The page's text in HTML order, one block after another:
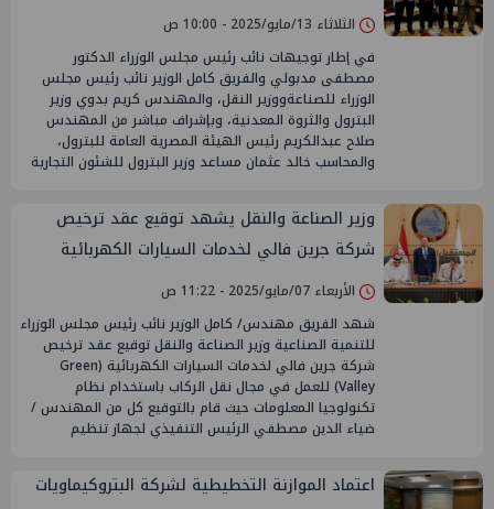
الثلاثاء 13/مايو/2025 - 10:00 ص
في إطار توجيهات نائب رئيس مجلس الوزراء الدكتور
مصطفى مدبولي والفريق كامل الوزير نائب رئيس مجلس
الوزراء للصناعةووزير النقل، والمهندس كريم بدوي وزير
البترول والثروة المعدنية، وبإشراف مباشر من المهندس
صلاح عبدالكريم رئيس الهيئة المصرية العامة للبترول،
والمحاسب خالد عثمان مساعد وزير البترول للشئون التجارية
وزير الصناعة والنقل يشهد توقيع عقد ترخيص
شركة جرين فالي لخدمات السيارات الكهربائية
الأربعاء 07/مايو/2025 - 11:22 ص
شهد الفريق مهندس/ كامل الوزير نائب رئيس مجلس الوزراء
للتنمية الصناعية وزير الصناعة والنقل توقيع عقد ترخيص
شركة جرين فالي لخدمات السيارات الكهربائية (Green
Valley) للعمل في مجال نقل الركاب باستخدام نظام
تكنولوجيا المعلومات حيث قام بالتوقيع كل من المهندس /
ضياء الدين مصطفي الرئيس التنفيذي لجهاز تنظيم
اعتماد الموازنة التخطيطية لشركة البتروكيماويات